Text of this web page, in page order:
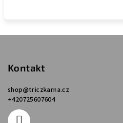
Kontakt
shop@triczkarna.cz
+420725607604